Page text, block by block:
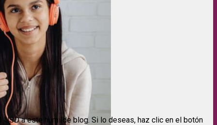
USD a este humilde blog. Si lo deseas, haz clic en el botón